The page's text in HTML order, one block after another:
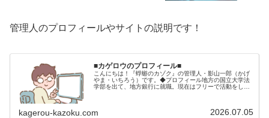
管理人のプロフィールやサイトの説明です！
■カゲロウのプロフィール■
こんにちは！『蜉蝣のカゾク』の管理人・影山一郎（かげ
やま・いちろう）です。◆プロフィール地方の国立大学法
学部を出て、地方銀行に就職。現在はフリーで活動をして
kagerou-kazoku.com 2026.07.05